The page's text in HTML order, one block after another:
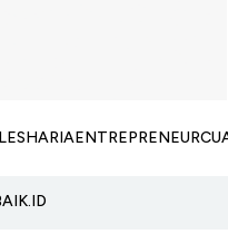
SHARIAENTREPRENEUR